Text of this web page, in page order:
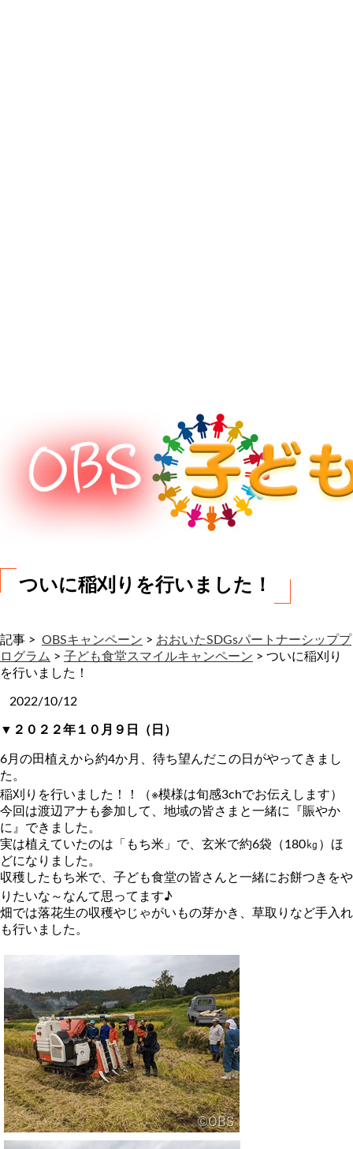
ついに稲刈りを行いました！
記事 > OBSキャンペーン > おおいたSDGsパートナーシッププ
ログラム > 子ども食堂スマイルキャンペーン > ついに稲刈り
を行いました！
2022/10/12
▼２０２２年１０月９日（日）
6月の田植えから約4か月、待ち望んだこの日がやってきまし
た。
稲刈りを行いました！！（※模様は旬感3chでお伝えします）
今回は渡辺アナも参加して、地域の皆さまと一緒に『賑やか
に』できました。
実は植えていたのは「もち米」で、玄米で約6袋（180㎏）ほ
どになりました。
収穫したもち米で、子ども食堂の皆さんと一緒にお餅つきをや
りたいな～なんて思ってます♪
畑では落花生の収穫やじゃがいもの芽かき、草取りなど手入れ
も行いました。